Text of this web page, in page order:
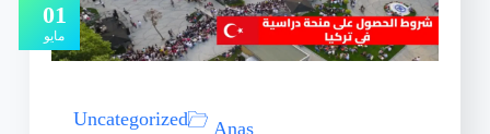
01
مايو
Anas
Uncategorized